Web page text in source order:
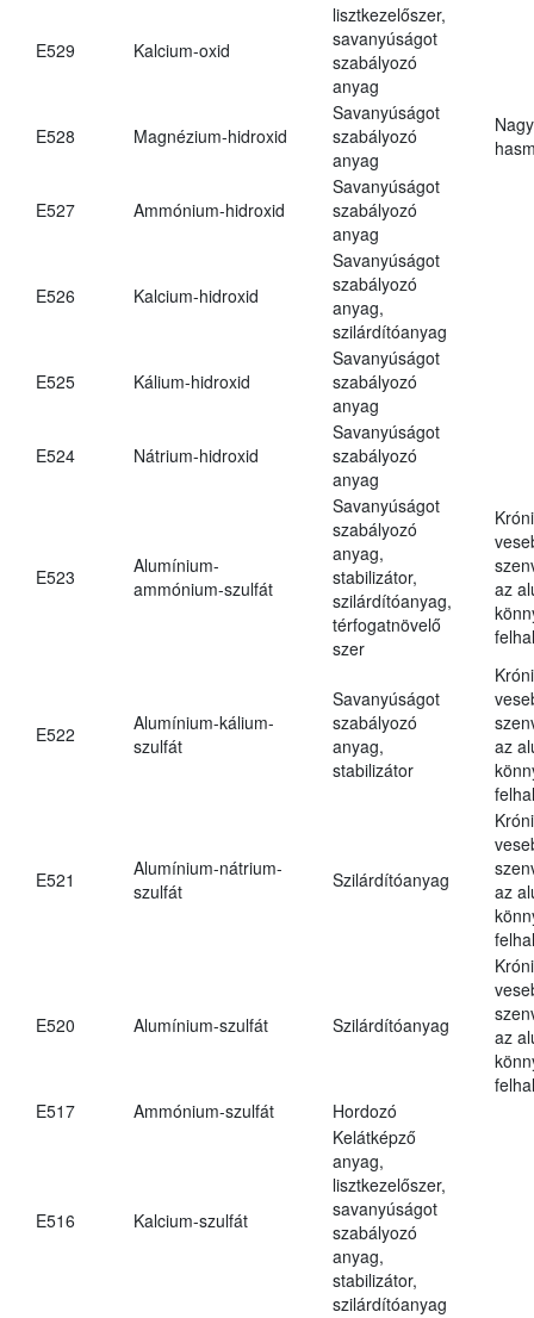
E529 Kalcium-oxid
lisztkezelőszer,
savanyúságot
szabályozó
anyag
E528 Magnézium-hidroxid
Savanyúságot
szabályozó
anyag
E527 Ammónium-hidroxid
Savanyúságot
szabályozó
anyag
E526 Kalcium-hidroxid
Savanyúságot
szabályozó
anyag,
szilárdítóanyag
E525 Kálium-hidroxid
Savanyúságot
szabályozó
anyag
E524 Nátrium-hidroxid
Savanyúságot
szabályozó
anyag
E523
Alumínium-
ammónium-szulfát
Savanyúságot
szabályozó
anyag,
stabilizátor,
szilárdítóanyag,
térfogatnövelő
szer
az
E522
Alumínium-kálium-
szulfát
Savanyúságot
szabályozó
anyag,
stabilizátor
az
E521
Alumínium-nátrium-
szulfát
Szilárdítóanyag
az
E520 Alumínium-szulfát Szilárdítóanyag
az
E517
Ammónium-szulfát Hordozó
E516 Kalcium-szulfát
Kelátképző
anyag,
lisztkezelőszer,
savanyúságot
szabályozó
anyag,
stabilizátor,
szilárdítóanyag